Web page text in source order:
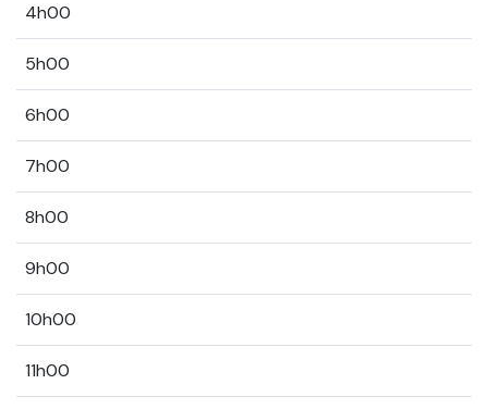
4h00
5h00
6h00
7h00
8h00
9h00
10h00
11h00